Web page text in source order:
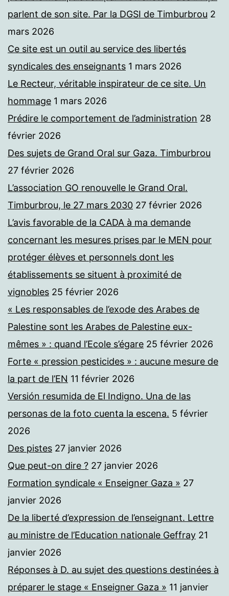
parlent de son site. Par la DGSI de Timburbrou 2
mars 2026
Ce site est un outil au service des libertés
syndicales des enseignants 1 mars 2026
Le Recteur, véritable inspirateur de ce site. Un
hommage 1 mars 2026
Prédire le comportement de l’administration 28
février 2026
Des sujets de Grand Oral sur Gaza. Timburbrou
27 février 2026
L’association GO renouvelle le Grand Oral.
Timburbrou, le 27 mars 2030 27 février 2026
L’avis favorable de la CADA à ma demande
concernant les mesures prises par le MEN pour
protéger élèves et personnels dont les
établissements se situent à proximité de
vignobles 25 février 2026
« Les responsables de l’exode des Arabes de
Palestine sont les Arabes de Palestine eux-
mêmes » : quand l’Ecole s’égare 25 février 2026
Forte « pression pesticides » : aucune mesure de
la part de l’EN 11 février 2026
Versión resumida de El Indigno. Una de las
personas de la foto cuenta la escena. 5 février
2026
Des pistes 27 janvier 2026
Que peut-on dire ? 27 janvier 2026
Formation syndicale « Enseigner Gaza » 27
janvier 2026
De la liberté d’expression de l’enseignant. Lettre
au ministre de l’Education nationale Geffray 21
janvier 2026
Réponses à D. au sujet des questions destinées à
préparer le stage « Enseigner Gaza » 11 janvier